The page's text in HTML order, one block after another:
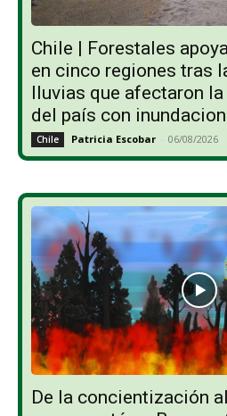
Chile | Forestales
en cinco regiones tras
lluvias que afectaron
del país con
Chile Patricia Escobar - 06/08/2026
De la concientización